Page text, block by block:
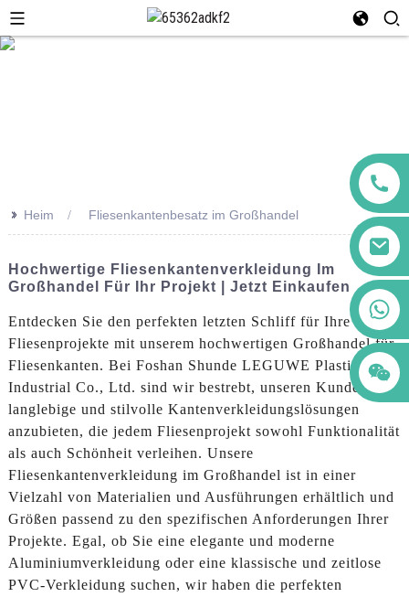
>> Heim Fliesenkantenbesatz im Großhandel
Hochwertige Fliesenkantenverkleidung Im
Großhandel Für Ihr Projekt | Jetzt Einkaufen
Entdecken Sie den perfekten letzten Schliff für Ihre
Fliesenprojekte mit unserem hochwertigen Großhandel für
Fliesenkanten. Bei Foshan Shunde LEGUWE Plastics
Industrial Co., Ltd. sind wir bestrebt, unseren Kunden
langlebige und stilvolle Kantenverkleidungslösungen
anzubieten, die jedem Fliesenprojekt sowohl Funktionalität
als auch Schönheit verleihen. Unsere
Fliesenkantenverkleidung im Großhandel ist in einer
Vielzahl von Materialien und Ausführungen erhältlich und
Größen passend zu den spezifischen Anforderungen Ihrer
Projekte. Egal, ob Sie eine elegante und moderne
Aluminiumverkleidung oder eine klassische und zeitlose
PVC-Verkleidung suchen, wir haben die perfekten